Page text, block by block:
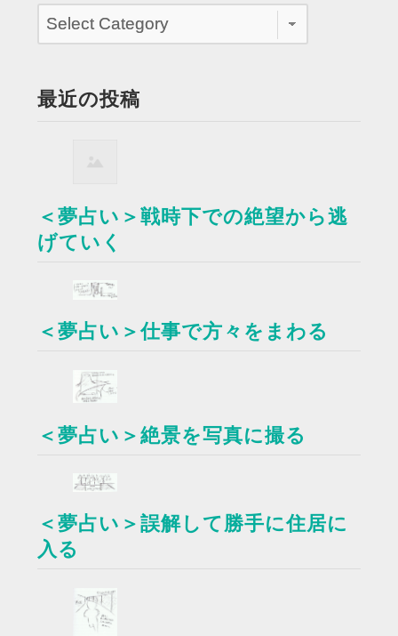
最近の投稿
＜夢占い＞戦時下での絶望から逃
げていく
＜夢占い＞仕事で方々をまわる
＜夢占い＞絶景を写真に撮る
＜夢占い＞誤解して勝手に住居に
入る